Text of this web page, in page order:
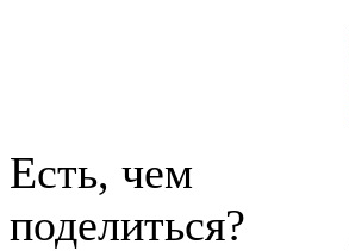
Есть, чем
поделиться?